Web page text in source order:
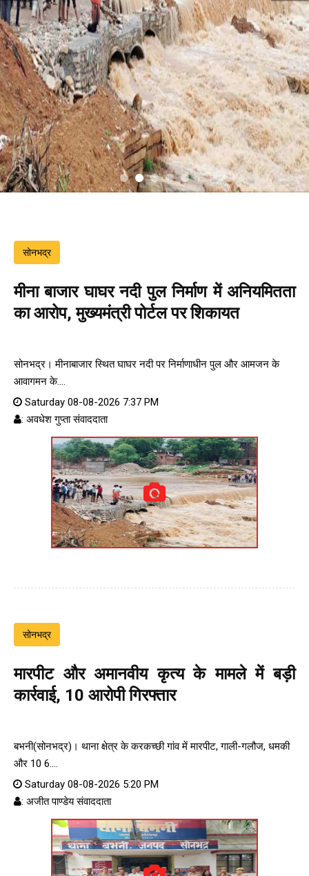
सोनभद्र
मीना बाजार घाघर नदी पुल निर्माण में अनियमितता
का आरोप, मुख्यमंत्री पोर्टल पर शिकायत
सोनभद्र। मीनाबाजार स्थित घाघर नदी पर निर्माणाधीन पुल और आमजन के
आवागमन के....
Saturday 08-08-2026 7:37 PM
: अवधेश गुप्ता संवाददाता
सोनभद्र
मारपीट और अमानवीय कृत्य के मामले में बड़ी
कार्रवाई, 10 आरोपी गिरफ्तार
बभनी(सोनभद्र)। थाना क्षेत्र के करकच्छी गांव में मारपीट, गाली-गलौज, धमकी
और 10 6....
Saturday 08-08-2026 5:20 PM
: अजीत पाण्डेय संवाददाता